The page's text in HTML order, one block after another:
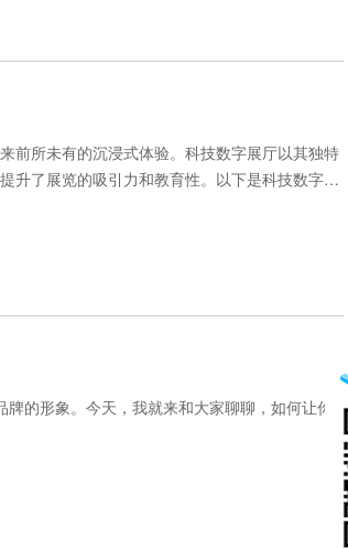
所未有的沉浸式体验。科技数字展厅以其独特
升了展览的吸引力和教育性。以下是科技数字展
的形象。今天，我就来和大家聊聊，如何让你